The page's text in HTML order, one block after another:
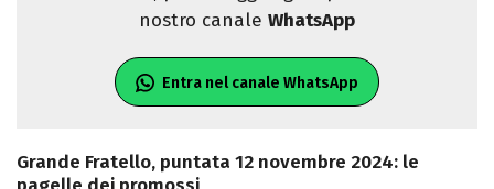
nostro canale WhatsApp
Entra nel canale WhatsApp
Grande Fratello, puntata 12 novembre 2024: le